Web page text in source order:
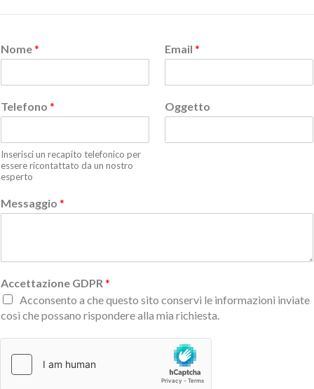
Nome* Email *
Telefono *
Inserisci un recapito telefonico per
essere ricontattato da un nostro
esperto
Oggetto
Messaggio *
Accettazione GDPR *
Acconsento a che questo sito conservi le informazioni inviate
così che possano rispondere alla mia richiesta.